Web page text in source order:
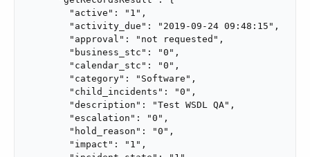
        "active": "1",
        "activity_due": "2019-09-24 09:48:15",
        "approval": "not requested",
        "business_stc": "0",
        "calendar_stc": "0",
        "category": "Software",
        "child_incidents": "0",
        "description": "Test WSDL QA",
        "escalation": "0",
        "hold_reason": "0",
        "impact": "1",